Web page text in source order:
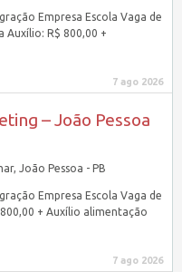
Empresa Escola Vaga de
Auxílio: R$ 800,00 +
7 ago 2026
– João Pessoa
João Pessoa - PB
Empresa Escola Vaga de
+ Auxílio alimentação
7 ago 2026